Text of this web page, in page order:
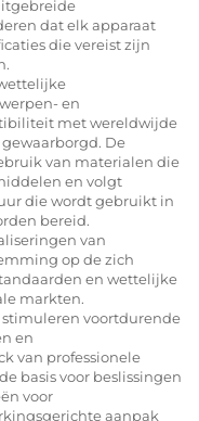
dat elk apparaat
die vereist zijn
en
met wereldwijde
De
van materialen die
en volgt
die wordt gebruikt in
bereid.
van
op de zich
en wettelijke
markten.
voortdurende
en
van professionele
basis voor beslissingen
voor
aanpak